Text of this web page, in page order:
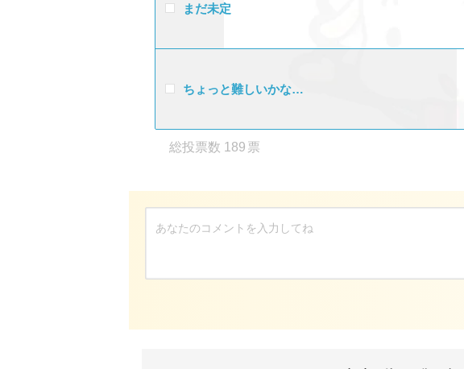
まだ未定
ちょっと難しいかな…
189